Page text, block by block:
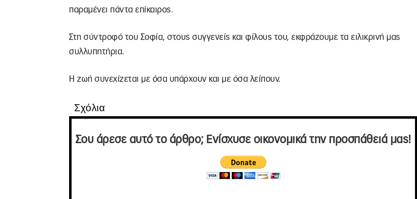
παραμένει πάντα επίκαιρος.
Στη σύντροφό του Σοφία, στους συγγενείς και φίλους του, εκφράζουμε τα ειλικρινή μας
συλλυπητήρια.
Η ζωή συνεχίζεται με όσα υπάρχουν και με όσα λείπουν.
Σχόλια
Σου άρεσε αυτό το άρθρο; Ενίσχυσε οικονομικά την προσπάθειά μας!